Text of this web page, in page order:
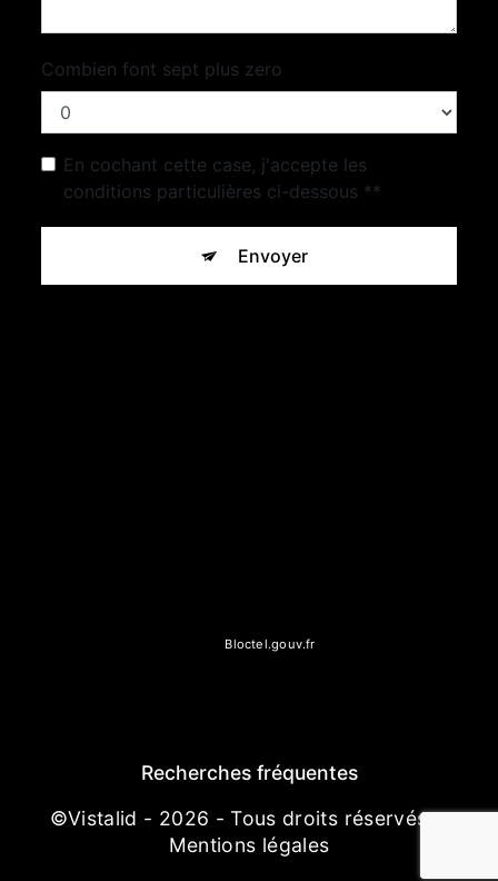
Combien font sept plus zero
En cochant cette case, j'accepte les
conditions particulières ci-dessous **
Envoyer
Bloctel.gouv.fr. Consultez le site
Recherches fréquentes
©Vistalid - 2026 - Tous droits réservés -
Mentions légales